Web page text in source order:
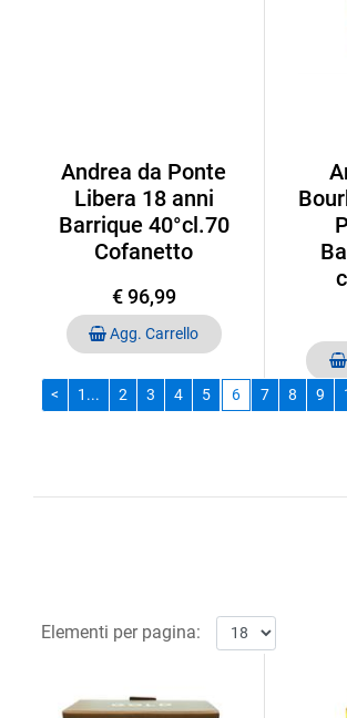
Andrea da Ponte
Libera 18 anni
Barrique 40°cl.70
Cofanetto
€ 96,99
Quantità
Agg. Carrello
< 1... 2 3 4 5 6 7 8 9
Elementi per pagina: